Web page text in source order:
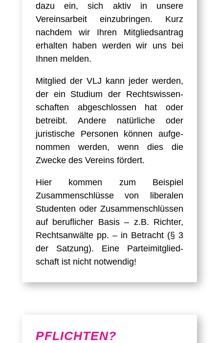
dazu ein, sich aktiv in unsere
Vereinsarbeit einzubringen. Kurz
nachdem wir Ihren Mitgliedsantrag
erhalten haben werden wir uns bei
Ihnen melden.
Mitglied der VLJ kann jeder werden,
der ein Studium der Rechts­wissen­
schaften abge­schlossen hat oder
betreibt. Andere natürliche oder
juristische Personen können aufge­
nommen werden, wenn dies die
Zwecke des Vereins fördert.
Hier kommen zum Beispiel
Zusammen­schlüsse von liberalen
Studenten oder Zusammen­schlüssen
auf beruflicher Basis – z.B. Richter,
Recht­sanwälte pp. – in Betracht (§ 3
der Satzung). Eine Partei­mit­glied­
schaft ist nicht notwendig!
PFLICHTEN?